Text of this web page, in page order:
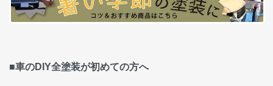
■車のDIY全塗装が初めての方へ